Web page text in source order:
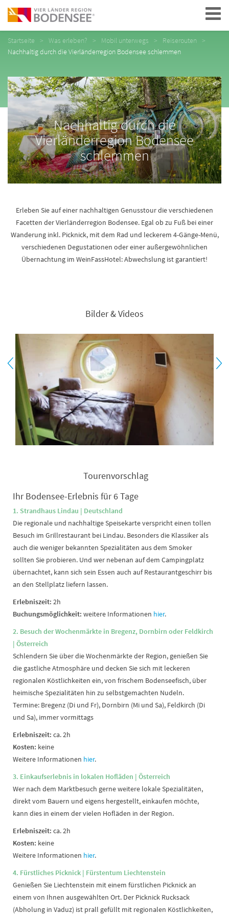
Navigation
Startseite Was erleben? Mobil unterwegs
Reiserouten
Nachhaltig durch die Vierländerregion Bodensee schlemmen
Nachhaltig durch die
Vierländerregion Bodensee
schlemmen
Erleben Sie auf einer nachhaltigen Genusstour die verschiedenen
Facetten der Vierländerregion Bodensee. Egal ob zu Fuß bei einer
Wanderung inkl. Picknick, mit dem Rad und leckerem 4-Gänge-Menü,
verschiedenen Degustationen oder einer außergewöhnlichen
Übernachtung im WeinFassHotel: Abwechslung ist garantiert!
Bilder & Videos
Tourenvorschlag
Ihr Bodensee-Erlebnis für 6 Tage
1. Strandhaus Lindau | Deutschland
Die regionale und nachhaltige Speisekarte verspricht einen tollen
Besuch im Grillrestaurant bei Lindau. Besonders die Klassiker als
auch die weniger bekannten Spezialitäten aus dem Smoker
sollten Sie probieren. Und wer nebenan auf dem Campingplatz
übernachtet, kann sich sein Essen auch auf Restaurantgeschirr bis
an den Stellplatz liefern lassen.
Erlebniszeit: 2h
Buchungsmöglichkeit: weitere Informationen hier.
2. Besuch der Wochenmärkte in Bregenz, Dornbirn oder Feldkirch
| Österreich
Schlendern Sie über die Wochenmärkte der Region, genießen Sie
die gastliche Atmosphäre und decken Sie sich mit leckeren
regionalen Köstlichkeiten ein, von frischem Bodenseefisch, über
heimische Spezialitäten hin zu selbstgemachten Nudeln.
Termine: Bregenz (Di und Fr), Dornbirn (Mi und Sa), Feldkirch (Di
und Sa), immer vormittags
Erlebniszeit: ca. 2h
Kosten: keine
Weitere Informationen hier.
3. Einkaufserlebnis in lokalen Hofläden | Österreich
Wer nach dem Marktbesuch gerne weitere lokale Spezialitäten,
direkt vom Bauern und eigens hergestellt, einkaufen möchte,
kann dies in einem der vielen Hofläden in der Region.
Erlebniszeit: ca. 2h
Kosten: keine
Weitere Informationen hier.
4. Fürstliches Picknick | Fürstentum Liechtenstein
Genießen Sie Liechtenstein mit einem fürstlichen Picknick an
einem von Ihnen ausgewählten Ort. Der Picknick Rucksack
(Abholung in Vaduz) ist prall gefüllt mit regionalen Köstlichkeiten,